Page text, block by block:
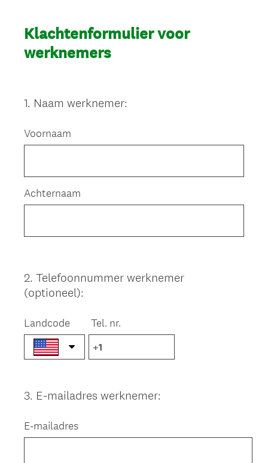
Klachtenformulier voor
werknemers
Question
1. Naam werknemer:
Voornaam
Achternaam
Question
Title
2. Telefoonnummer werknemer
(optioneel):
Landcode Tel. nr.
Question
3. E-mailadres werknemer:
E-mailadres